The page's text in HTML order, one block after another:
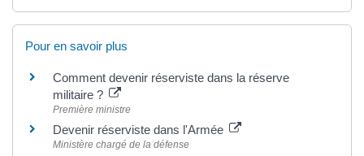
Pour en savoir plus
Comment devenir réserviste dans la réserve
militaire ?
Première ministre
Devenir réserviste dans l'Armée
Ministère chargé de la défense